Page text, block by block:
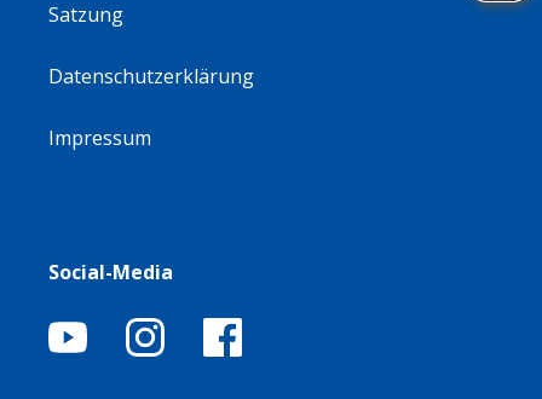
Satzung
Datenschutzerklärung
Impressum
Social-Media